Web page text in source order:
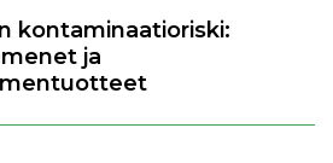
kontaminaatioriski:
ja